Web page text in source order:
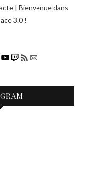
| Bienvenue dans
3.0 !